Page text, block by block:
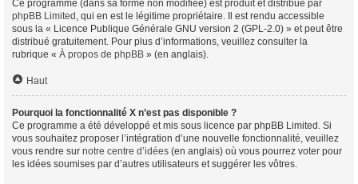
Ce programme (dans sa forme non modifiée) est produit et distribué par
phpBB Limited , qui en est le légitime propriétaire. Il est rendu accessible
sous la « Licence Publique Générale GNU version 2 (GPL-2.0) » et peut être
distribué gratuitement. Pour plus d’informations, veuillez consulter la
rubrique « À propos de phpBB » (en anglais).
Haut
Pourquoi la fonctionnalité X n’est pas disponible ?
Ce programme a été développé et mis sous licence par phpBB Limited. Si
vous souhaitez proposer l’intégration d’une nouvelle fonctionnalité, veuillez
vous rendre sur notre centre d’idées (en anglais) où vous pourrez voter pour
les idées soumises par d’autres utilisateurs et suggérer les vôtres.